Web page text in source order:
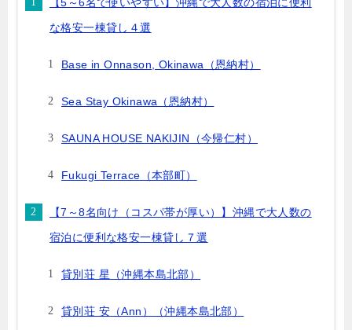
【5～6名で使いやすい】沖縄で大人数の宿泊に便利
な格安一棟貸し４選
Base in Onnason, Okinawa（恩納村）
Sea Stay Okinawa（恩納村）
SAUNA HOUSE NAKIJIN（今帰仁村）
Fukugi Terrace（本部町）
【7～8名向け（コスパ帯が厚い）】沖縄で大人数の
宿泊に便利な格安一棟貸し７選
貸別荘 星（沖縄本島北部）
貸別荘 安（Ann）（沖縄本島北部）